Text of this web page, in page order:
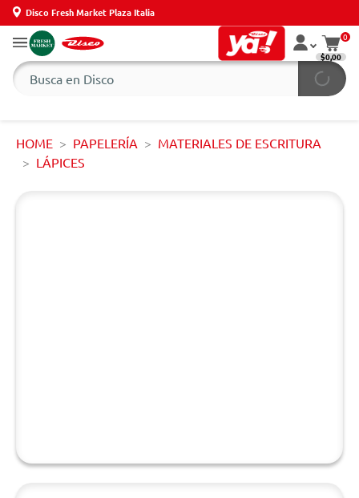
Disco Fresh Market Plaza Italia
0
$0,00
HOME PAPELERÍA
MATERIALES DE ESCRITURA
LÁPICES